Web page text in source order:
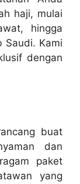
haji, mulai
hingga
Saudi. Kami
dengan
buat
dan
paket
yang